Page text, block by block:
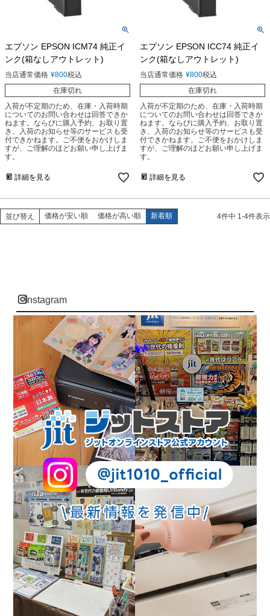
エプソン EPSON ICM74 純正イ
ンク(箱なしアウトレット)
当店通常価格 ¥800税込
在庫切れ
入荷が不定期のため、在庫・入荷時期
についてのお問い合わせは回答できか
ねます。ならびに購入予約、お取り置
き、入荷のお知らせ等のサービスも受
付できかねます。ご不便をおかけしま
すが、ご理解のほどお願い申し上げま
す。
詳細を見る
エプソン EPSON ICC74 純正イ
ンク(箱なしアウトレット)
当店通常価格 ¥800税込
在庫切れ
入荷が不定期のため、在庫・入荷時期
についてのお問い合わせは回答できか
ねます。ならびに購入予約、お取り置
き、入荷のお知らせ等のサービスも受
付できかねます。ご不便をおかけしま
すが、ご理解のほどお願い申し上げま
す。
詳細を見る
並び替え 価格が安い順 価格が高い順 新着順 4件中 1-4件表示
instagram